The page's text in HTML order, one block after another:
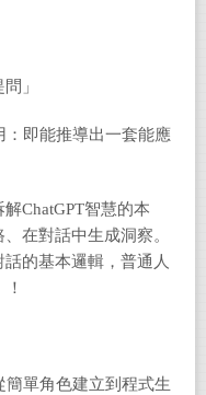
」
即能推導出一套能應
ChatGPT智慧的本
在對話中生成洞察。
的基本邏輯，普通人
單角色建立到程式生